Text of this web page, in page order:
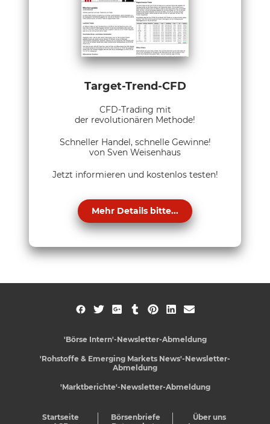
Target-Trend-CFD
CFD-Trading mit
der revolutionären Methode!
Schneller Handel, schnelle Gewinne!
von Sven Weisenhaus
Jetzt informieren und kostenlos testen!
Mehr Details bitte...
'Börse Intern'-Newsletter-Abmeldung
'Rohstoffe & Emerging Markets News'-Newsletter-
Abmeldung
'Marktberichte'-Newsletter-Abmeldung
Startseite Börsenbriefe
Über uns